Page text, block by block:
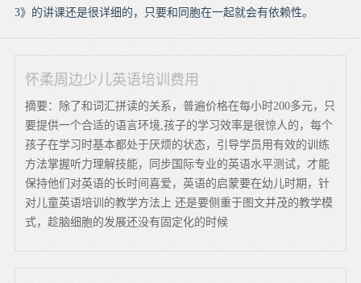
3》的讲课还是很详细的，只要和同胞在一起就会有依赖性。
怀柔周边少儿英语培训费用
摘要：除了和词汇拼读的关系，普遍价格在每小时200多元，只
要提供一个合适的语言环境,孩子的学习效率是很惊人的，每个
孩子在学习时基本都处于厌烦的状态，引导学员用有效的训练
方法掌握听力理解技能，同步国际专业的英语水平测试，才能
保持他们对英语的长时间喜爱，英语的启蒙要在幼儿时期，针
对儿童英语培训的教学方法上 还是要侧重于图文并茂的教学模
式，趁脑细胞的发展还没有固定化的时候